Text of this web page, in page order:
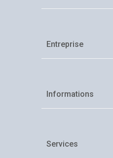
Entreprise
Informations
Services